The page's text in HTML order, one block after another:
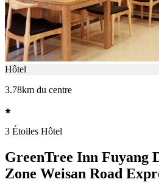
Hôtel
3.78km du centre
3 Étoiles Hôtel
GreenTree Inn Fuyang
Zone Weisan Road